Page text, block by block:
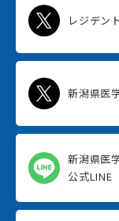
レジデン
新潟県医
新潟県医
公式LINE